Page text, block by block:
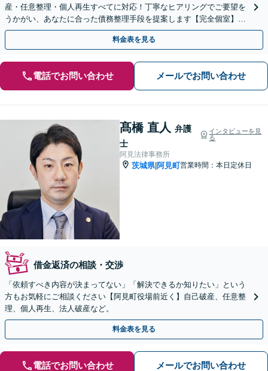
産・任意整理・個人再生すべてに対応！丁寧なヒアリングでご要望を
うかがい、あなたに合った債務整理手段を提案します【完全個室】法
人・個人事業者の破産もご相談ください
料金表を見る
電話でお問い合わせ メールでお問い合わせ
髙橋 直人 弁護
士
インタビューを見
る
阿見法律事務所
茨城県|阿見町営業時間：本日定休日
借金返済の相談・交渉
「依頼すべき内容が決まってない」「解決できるか知りたい」という
方もお気軽にご相談ください【阿見町役場前近く】自己破産、任意整
理、個人再生、法人破産など。
料金表を見る
電話でお問い合わせ メールでお問い合わせ